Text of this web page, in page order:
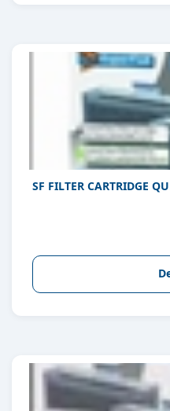
SF FILTER CARTRIDGE